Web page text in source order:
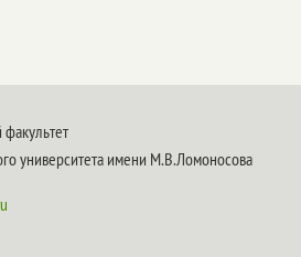
университета имени М.В.Ломоносова